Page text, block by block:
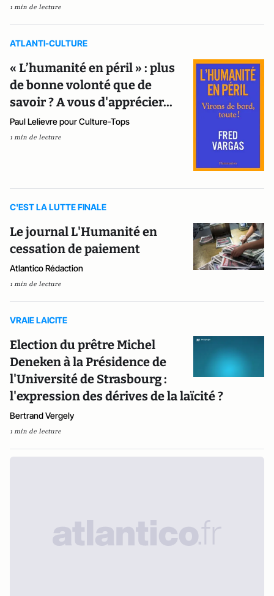
1 min de lecture
ATLANTI-CULTURE
« L’humanité en péril » : plus
de bonne volonté que de
savoir ? A vous d'apprécier...
Paul Lelievre pour Culture-Tops
1 min de lecture
C'EST LA LUTTE FINALE
Le journal L'Humanité en
cessation de paiement
Atlantico Rédaction
1 min de lecture
VRAIE LAICITE
Election du prêtre Michel
Deneken à la Présidence de
l'Université de Strasbourg :
l'expression des dérives de la laïcité ?
Bertrand Vergely
1 min de lecture